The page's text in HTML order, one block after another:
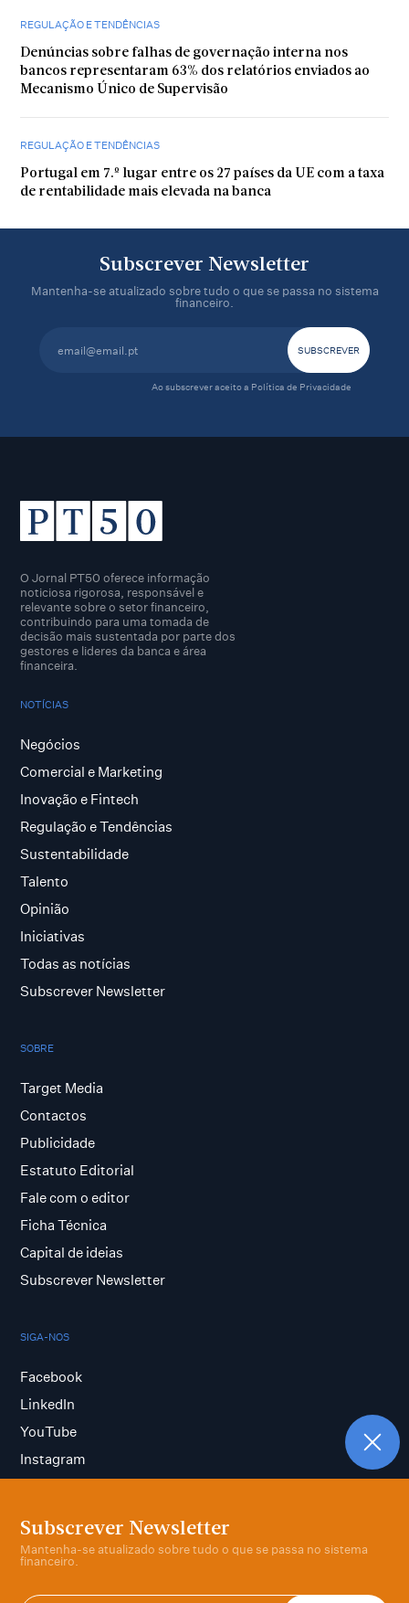
Subscrever Newsletter
Mantenha-se atualizado sobre tudo o que se passa no sistema
financeiro.
REGULAÇÃO E TENDÊNCIAS
Denúncias sobre falhas de governação interna nos
bancos representaram 63% dos relatórios enviados ao
Mecanismo Único de Supervisão
REGULAÇÃO E TENDÊNCIAS
Portugal em 7.º lugar entre os 27 países da UE com a taxa
de rentabilidade mais elevada na banca
Subscrever Newsletter
Mantenha-se atualizado sobre tudo o que se passa no sistema
financeiro.
Ao subscrever aceito a Política de Privacidade
O Jornal PT50 oferece informação
noticiosa rigorosa, responsável e
relevante sobre o setor financeiro,
contribuindo para uma tomada de
decisão mais sustentada por parte dos
gestores e lideres da banca e área
financeira.
NOTÍCIAS
Negócios
Comercial e Marketing
Inovação e Fintech
Regulação e Tendências
Sustentabilidade
Talento
Opinião
Iniciativas
Todas as notícias
Subscrever Newsletter
SOBRE
Target Media
Contactos
Publicidade
Estatuto Editorial
Fale com o editor
Ficha Técnica
Capital de ideias
Subscrever Newsletter
SIGA-NOS
Facebook
LinkedIn
YouTube
Instagram
Termos e condições
Política de privacidade